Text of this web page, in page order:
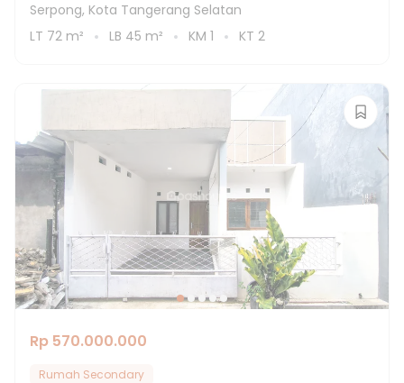
Serpong, Kota Tangerang Selatan
LT 72 m² LB 45 m² KM 1 KT 2
Rp 570.000.000
Rumah Secondary